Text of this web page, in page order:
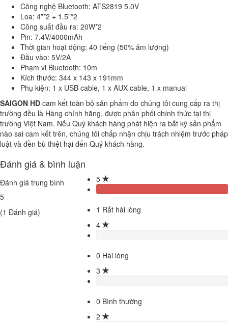
Công nghệ Bluetooth: ATS2819 5.0V
Loa: 4”*2 + 1.5”*2
Công suất đầu ra: 20W*2
Pin: 7.4V/4000mAh
Thời gian hoạt động: 40 tiếng (50% âm lượng)
Đầu vào: 5V/2A
Phạm vi Bluetooth: 10m
Kích thước: 344 x 143 x 191mm
Phụ kiện: 1 x USB cable, 1 x AUX cable, 1 x manual
SAIGON HD cam kết toàn bộ sản phẩm do chúng tôi cung cấp ra thị
trường đều là Hàng chính hãng, được phân phối chính thức tại thị
trường Việt Nam. Nếu Quý khách hàng phát hiện ra bất kỳ sản phẩm
nào sai cam kết trên, chúng tôi chấp nhận chịu trách nhiệm trước pháp
luật và đền bù thiệt hại đến Quý khách hàng.
Đánh giá & bình luận
Đánh giá trung bình
5
(1 Đánh giá)
5
1 Rất hài lòng
4
0 Hài lòng
3
0 Bình thường
2